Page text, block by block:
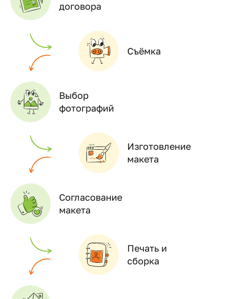
договора
Съёмка
Выбор
фотографий
Изготовление
макета
Согласование
макета
Печать и
сборка